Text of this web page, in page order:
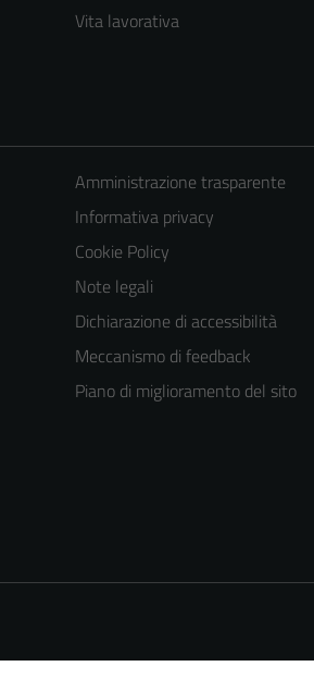
Vita lavorativa
Amministrazione trasparente
Informativa privacy
Cookie Policy
Note legali
Dichiarazione di accessibilità
Meccanismo di feedback
Piano di miglioramento del sito
essere